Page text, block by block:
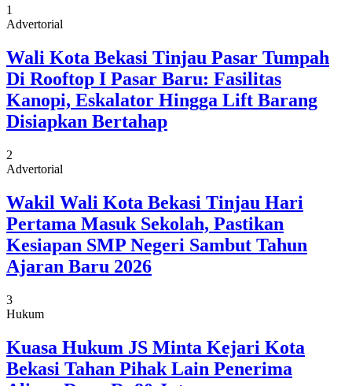
1
Advertorial
Wali Kota Bekasi Tinjau Pasar Tumpah
Di Rooftop I Pasar Baru: Fasilitas
Kanopi, Eskalator Hingga Lift Barang
Disiapkan Bertahap
2
Advertorial
Wakil Wali Kota Bekasi Tinjau Hari
Pertama Masuk Sekolah, Pastikan
Kesiapan SMP Negeri Sambut Tahun
Ajaran Baru 2026
3
Hukum
Kuasa Hukum JS Minta Kejari Kota
Bekasi Tahan Pihak Lain Penerima